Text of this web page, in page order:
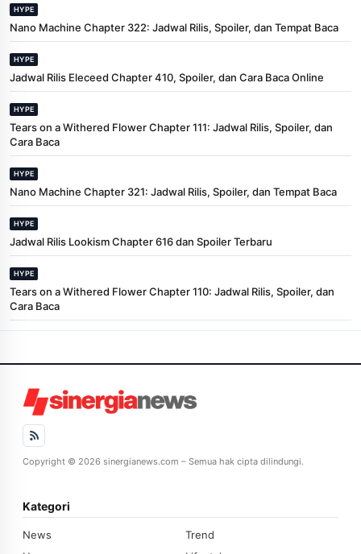
HYPE
Nano Machine Chapter 322: Jadwal Rilis, Spoiler, dan Tempat Baca
HYPE
Jadwal Rilis Eleceed Chapter 410, Spoiler, dan Cara Baca Online
HYPE
Tears on a Withered Flower Chapter 111: Jadwal Rilis, Spoiler, dan
Cara Baca
HYPE
Nano Machine Chapter 321: Jadwal Rilis, Spoiler, dan Tempat Baca
HYPE
Jadwal Rilis Lookism Chapter 616 dan Spoiler Terbaru
HYPE
Tears on a Withered Flower Chapter 110: Jadwal Rilis, Spoiler, dan
Cara Baca
Copyright © 2026 sinergianews.com – Semua hak cipta dilindungi.
Kategori
News
Trend